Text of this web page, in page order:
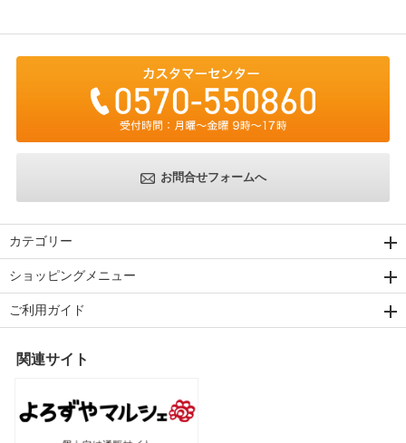
お問合せフォームへ
カテゴリー
ショッピングメニュー
ご利用ガイド
関連サイト